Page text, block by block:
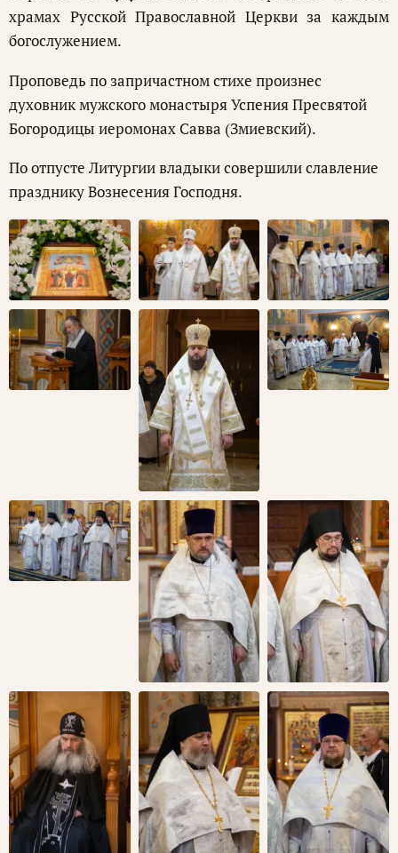
храмах Русской Православной Церкви за каждым
богослужением.
Проповедь по запричастном стихе произнес
духовник мужского монастыря Успения Пресвятой
Богородицы иеромонах Савва (Змиевский).
По отпусте Литургии владыки совершили славление
празднику Вознесения Господня.